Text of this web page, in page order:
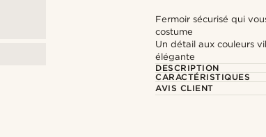
Fermoir sécurisé qui
costume
Un détail aux couleurs
élégante
DESCRIPTION
CARACTÉRISTIQUES
AVIS CLIENT